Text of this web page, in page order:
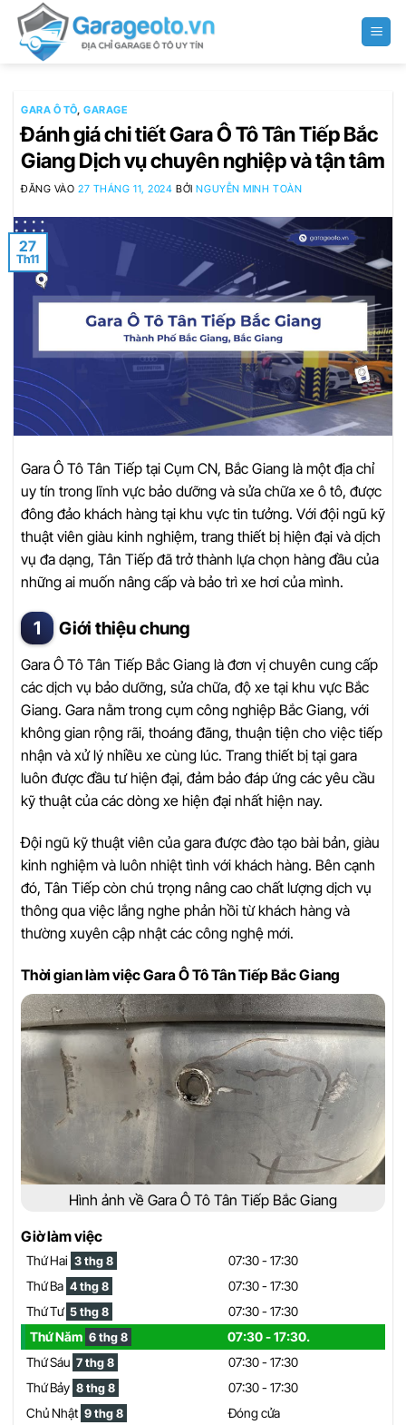
qua
GARA Ô TÔ,GARAGE
Đánh giá chi tiết Gara Ô Tô Tân Tiếp Bắc
Giang Dịch vụ chuyên nghiệp và tận tâm
ĐĂNG VÀO27 THÁNG 11, 2024 BỞINGUYỄN MINH TOÀN
27
Th11
Gara Ô Tô Tân Tiếp tại Cụm CN, Bắc Giang là một địa chỉ
uy tín trong lĩnh vực bảo dưỡng và sửa chữa xe ô tô, được
đông đảo khách hàng tại khu vực tin tưởng. Với đội ngũ kỹ
thuật viên giàu kinh nghiệm, trang thiết bị hiện đại và dịch
vụ đa dạng, Tân Tiếp đã trở thành lựa chọn hàng đầu của
những ai muốn nâng cấp và bảo trì xe hơi của mình.
Giới thiệu chung
Gara Ô Tô Tân Tiếp Bắc Giang là đơn vị chuyên cung cấp
các dịch vụ bảo dưỡng, sửa chữa, độ xe tại khu vực Bắc
Giang. Gara nằm trong cụm công nghiệp Bắc Giang, với
không gian rộng rãi, thoáng đãng, thuận tiện cho việc tiếp
nhận và xử lý nhiều xe cùng lúc. Trang thiết bị tại gara
luôn được đầu tư hiện đại, đảm bảo đáp ứng các yêu cầu
kỹ thuật của các dòng xe hiện đại nhất hiện nay.
Đội ngũ kỹ thuật viên của gara được đào tạo bài bản, giàu
kinh nghiệm và luôn nhiệt tình với khách hàng. Bên cạnh
đó, Tân Tiếp còn chú trọng nâng cao chất lượng dịch vụ
thông qua việc lắng nghe phản hồi từ khách hàng và
thường xuyên cập nhật các công nghệ mới.
Thời gian làm việc Gara Ô Tô Tân Tiếp Bắc Giang
Hình ảnh về Gara Ô Tô Tân Tiếp Bắc Giang
Giờ làm việc
Thứ Hai 3 thg 8
07:30 - 17:30
Thứ Ba 4 thg 8
07:30 - 17:30
Thứ Tư 5 thg 8
07:30 - 17:30
Thứ Năm 6 thg 8
07:30 - 17:30.
Thứ Sáu 7 thg 8
07:30 - 17:30
Thứ Bảy 8 thg 8
07:30 - 17:30
Chủ Nhật 9 thg 8 Đóng cửa